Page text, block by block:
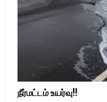
நீர்மட்டம் உயர்வு!!